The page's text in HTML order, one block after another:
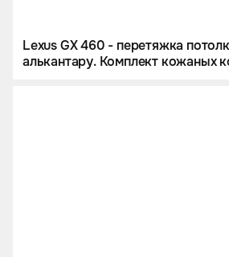
Lexus GX 460 - перетяжка
алькантару. Комплект кожаных